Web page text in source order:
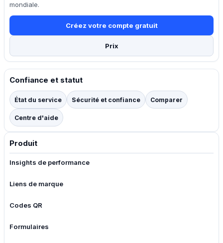
mondiale.
Créez votre compte gratuit
Prix
Confiance et statut
État du service Sécurité et confiance Comparer
Centre d'aide
Produit
Insights de performance
Liens de marque
Codes QR
Formulaires